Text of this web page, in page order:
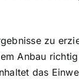
zu
Anbau
das